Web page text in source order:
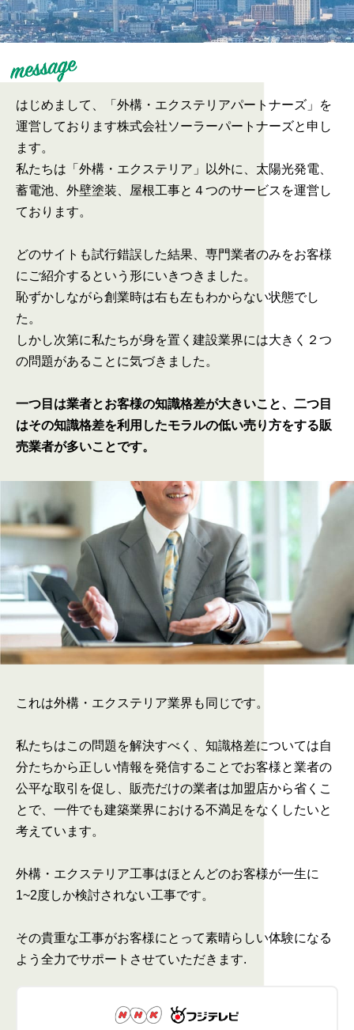
はじめまして、「外構・エクステリアパートナーズ」を
運営しております株式会社ソーラーパートナーズと申し
ます。
私たちは「外構・エクステリア」以外に、太陽光発電、
蓄電池、外壁塗装、屋根工事と４つのサービスを運営し
ております。
どのサイトも試行錯誤した結果、専門業者のみをお客様
にご紹介するという形にいきつきました。
恥ずかしながら創業時は右も左もわからない状態でし
た。
しかし次第に私たちが身を置く建設業界には大きく２つ
の問題があることに気づきました。
一つ目は業者とお客様の知識格差が大きいこと、二つ目
はその知識格差を利用したモラルの低い売り方をする販
売業者が多いことです。
これは外構・エクステリア業界も同じです。
私たちはこの問題を解決すべく、知識格差については自
分たちから正しい情報を発信することでお客様と業者の
公平な取引を促し、販売だけの業者は加盟店から省くこ
とで、一件でも建築業界における不満足をなくしたいと
考えています。
外構・エクステリア工事はほとんどのお客様が一生に
1~2度しか検討されない工事です。
その貴重な工事がお客様にとって素晴らしい体験になる
よう全力でサポートさせていただきます.